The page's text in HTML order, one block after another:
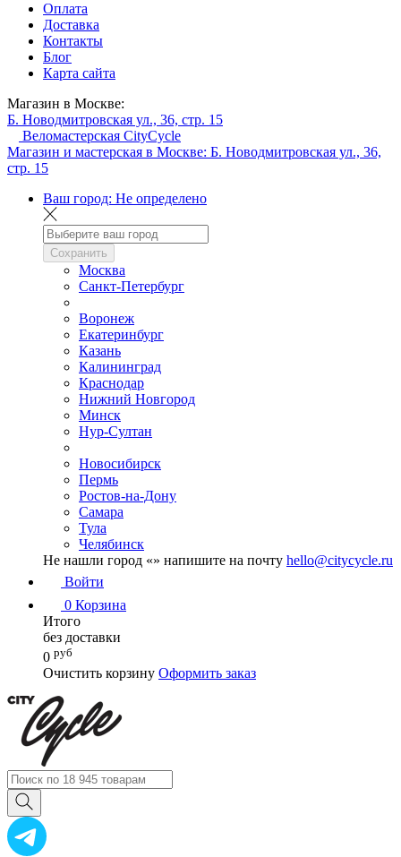
Оплата
Доставка
Контакты
Блог
Карта сайта
Магазин в Москве:
Б. Новодмитровская ул., 36, стр. 15
Веломастерская CityCycle
Магазин и мастерская в Москве: Б. Новодмитровская ул., 36,
стр. 15
Ваш город: Не определено
Сохранить
Москва
Санкт-Петербург
Воронеж
Екатеринбург
Казань
Калининград
Краснодар
Нижний Новгород
Минск
Нур-Султан
Новосибирск
Пермь
Ростов-на-Дону
Самара
Тула
Челябинск
Не нашли город «» напишите на почту hello@citycycle.ru
Войти
0 Корзина
Итого
без доставки
0 руб
Очистить корзину Оформить заказ